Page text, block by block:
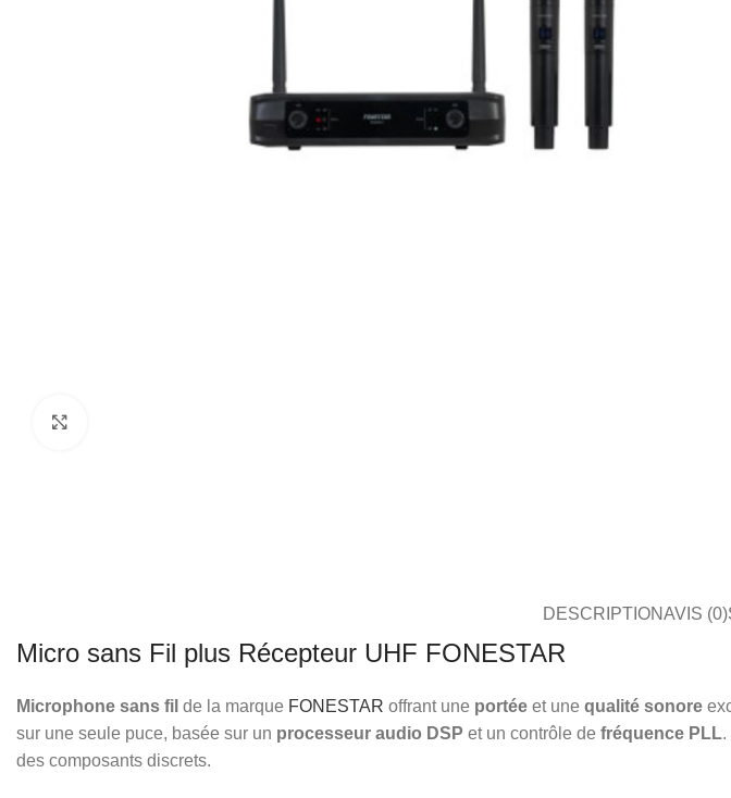
DESCRIPTIONAVIS (0)
Micro sans Fil plus Récepteur UHF FONESTAR
Microphone sans fil de la marque FONESTAR offrant une portée et une qualité sonore
sur une seule puce, basée sur un processeur audio DSP et un contrôle de fréquence PLL.
des composants discrets.